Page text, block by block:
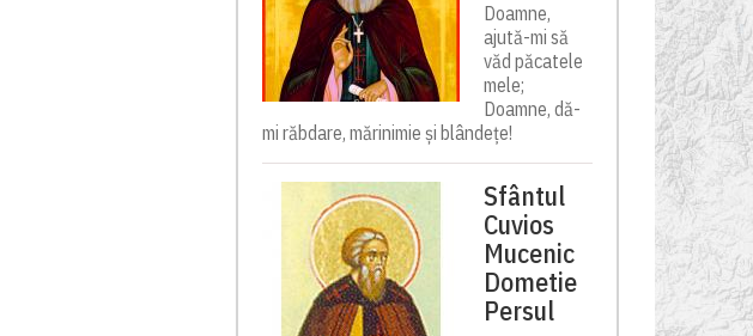
Doamne,
ajută-mi să
văd păcatele
mele;
Doamne, dă-
mi răbdare, mărinimie şi blândeţe!
Sfântul
Cuvios
Mucenic
Dometie
Persul